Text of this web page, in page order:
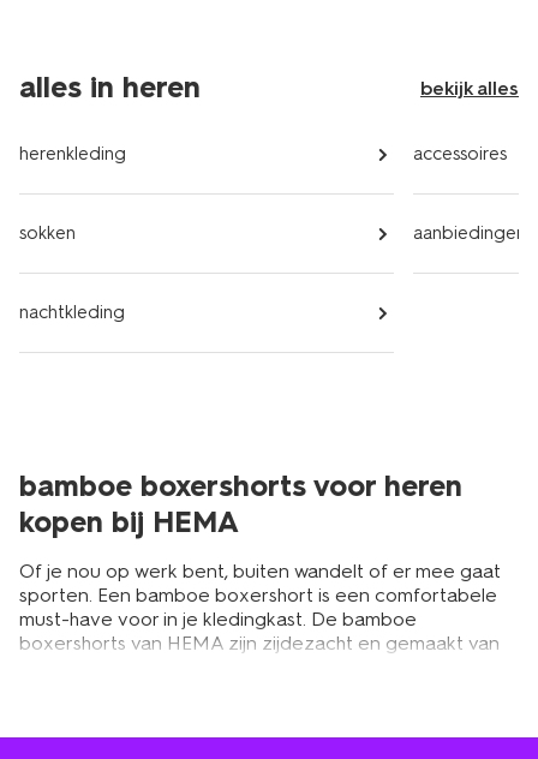
alles in heren bekijk alles
herenkleding
sokken
nachtkleding
accessoires
aanbiedingen
bamboe boxershorts voor heren
kopen bij HEMA
Of je nou op werk bent, buiten wandelt of er mee gaat
sporten. Een bamboe boxershort is een comfortabele
must-have voor in je kledingkast. De bamboe
boxershorts van HEMA zijn zijdezacht en gemaakt van
daarbovenop gaan de boxershorts lang mee. Wel zo fijn!